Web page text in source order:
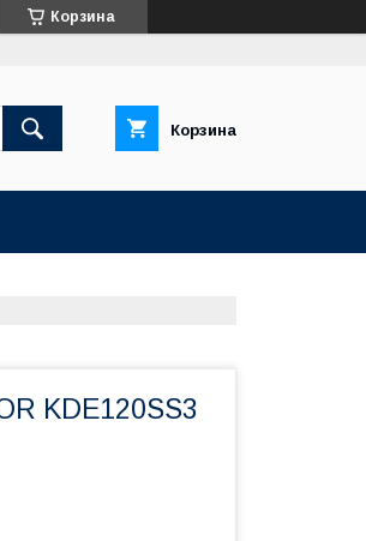
Корзина
Корзина
KDE120SS3